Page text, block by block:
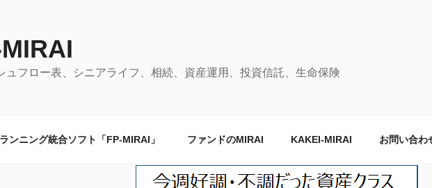
ュフロー表、シニアライフ、相続、資産運用、投資信託、生命保険
ンニング統合ソフト「FP-MIRAI」 ファンドのMIRAI KAKEI-MIRAI お問い合わ